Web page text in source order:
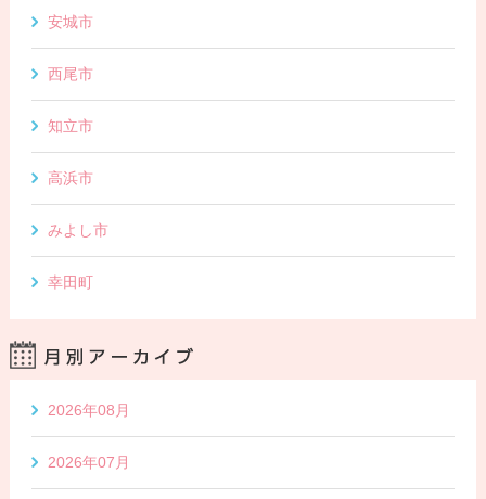
安城市
西尾市
知立市
高浜市
みよし市
幸田町
2026年08月
2026年07月